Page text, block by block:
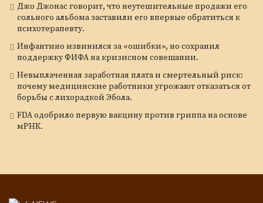
Джо Джонас говорит, что неутешительные продажи его
сольного альбома заставили его впервые обратиться к
психотерапевту.
Инфантино извинился за «ошибки», но сохранил
поддержку ФИФА на кризисном совещании.
Невыплаченная заработная плата и смертельный риск:
почему медицинские работники угрожают отказаться от
борьбы с лихорадкой Эбола.
FDA одобрило первую вакцину против гриппа на основе
мРНК.